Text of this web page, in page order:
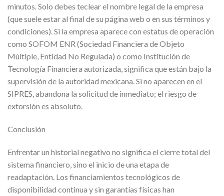
minutos. Solo debes teclear el nombre legal de la empresa
(que suele estar al final de su página web o en sus términos y
condiciones). Si la empresa aparece con estatus de operación
como SOFOM ENR (Sociedad Financiera de Objeto
Múltiple, Entidad No Regulada) o como Institución de
Tecnología Financiera autorizada, significa que están bajo la
supervisión de la autoridad mexicana. Si no aparecen en el
SIPRES, abandona la solicitud de inmediato; el riesgo de
extorsión es absoluto.
Conclusión
Enfrentar un historial negativo no significa el cierre total del
sistema financiero, sino el inicio de una etapa de
readaptación. Los financiamientos tecnológicos de
disponibilidad continua y sin garantías físicas han